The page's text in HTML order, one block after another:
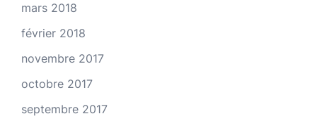
mars 2018
février 2018
novembre 2017
octobre 2017
septembre 2017